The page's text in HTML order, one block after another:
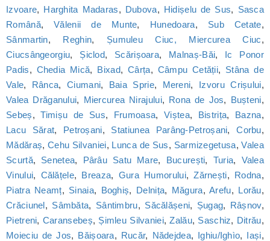
Izvoare, Harghita Madaras, Dubova, Hidișelu de Sus, Sasca
Română,Vălenii de Munte, Hunedoara, Sub Cetate,
Sânmartin, Reghin, Șumuleu Ciuc, Miercurea Ciuc,
Ciucsângeorgiu, Șiclod, Scărișoara, Malnaș-Băi, Ic Ponor
Padis, Chedia Mică, Bixad,Cârța, Câmpu Cetății, Stâna de
Vale, Rânca,Ciumani, Baia Sprie, Mereni, Izvoru Crișului,
Valea Drăganului, Miercurea Nirajului, Rona de Jos, Bușteni,
Sebeș,Timișu de Sus, Frumoasa,Viștea, Bistrița, Bazna,
Lacu Sărat, Petroșani, Statiunea Parâng-Petroșani,Corbu,
Mădăraș,Cehu Silvaniei, Lunca de Sus, Sarmizegetusa,Valea
Scurtă, Senetea, Pârâu Satu Mare, București, Turia, Valea
Vinului, Călățele, Breaza, Gura Humorului,Zărnești, Rodna,
Piatra Neamț, Sinaia, Boghiș, Delnița, Măgura,Arefu, Lorău,
Crăciunel, Sâmbăta, Sântimbru, Săcălășeni, Șugag, Râșnov,
Pietreni, Caransebeș, Șimleu Silvaniei,Zalău, Saschiz, Ditrău,
Moieciu de Jos, Băișoara, Rucăr, Nădejdea, Ighiu/Ighìo, Iași,